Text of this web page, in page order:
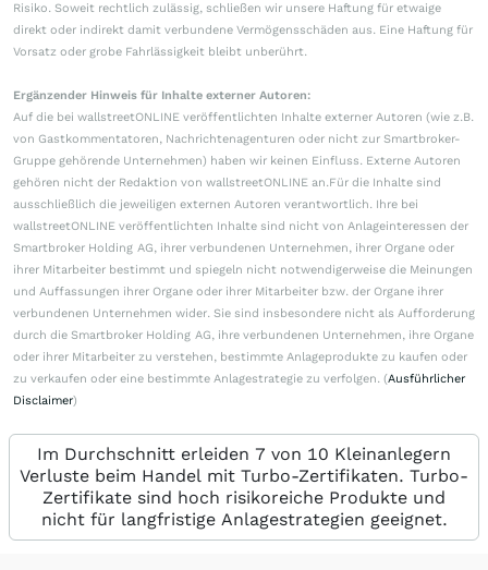
Risiko. Soweit rechtlich zulässig, schließen wir unsere Haftung für etwaige
direkt oder indirekt damit verbundene Vermögensschäden aus. Eine Haftung für
Vorsatz oder grobe Fahrlässigkeit bleibt unberührt.
Ergänzender Hinweis für Inhalte externer Autoren:
Auf die bei wallstreetONLINE veröffentlichten Inhalte externer Autoren (wie z.B.
von Gastkommentatoren, Nachrichtenagenturen oder nicht zur Smartbroker-
Gruppe gehörende Unternehmen) haben wir keinen Einfluss. Externe Autoren
gehören nicht der Redaktion von wallstreetONLINE an.Für die Inhalte sind
ausschließlich die jeweiligen externen Autoren verantwortlich. Ihre bei
wallstreetONLINE veröffentlichten Inhalte sind nicht von Anlageinteressen der
Smartbroker Holding AG, ihrer verbundenen Unternehmen, ihrer Organe oder
ihrer Mitarbeiter bestimmt und spiegeln nicht notwendigerweise die Meinungen
und Auffassungen ihrer Organe oder ihrer Mitarbeiter bzw. der Organe ihrer
verbundenen Unternehmen wider. Sie sind insbesondere nicht als Aufforderung
durch die Smartbroker Holding AG, ihre verbundenen Unternehmen, ihre Organe
oder ihrer Mitarbeiter zu verstehen, bestimmte Anlageprodukte zu kaufen oder
zu verkaufen oder eine bestimmte Anlagestrategie zu verfolgen. (Ausführlicher
Disclaimer)
Im Durchschnitt erleiden 7 von 10 Kleinanlegern
Verluste beim Handel mit Turbo-Zertifikaten. Turbo-
Zertifikate sind hoch risikoreiche Produkte und
nicht für langfristige Anlagestrategien geeignet.